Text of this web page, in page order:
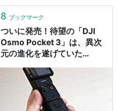
8 ブックマーク
ついに発売！待望の「DJI
Osmo Pocket 3」は、異次
元の進化を遂げていた
PRONEWS : 動画制作のあら
ゆる情報が集まるトータルガ